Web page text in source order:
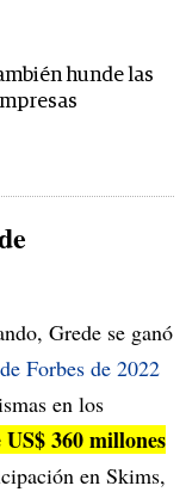
hunde las
Grede se ganó
Forbes de 2022
en los
360 millones
en Skims,